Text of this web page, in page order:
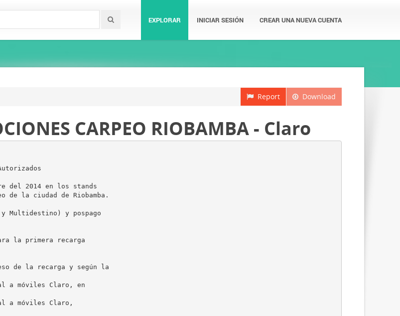
EXPLORAR INICIAR SESIÓN CREAR UNA NUEVA CUENTA
Download
Report
CARPEO RIOBAMBA - Claro
del 2014 en los stands
de la ciudad de Riobamba.
Multidestino) y pospago
la primera recarga
de la recarga y según la
a móviles Claro, en
a móviles Claro,